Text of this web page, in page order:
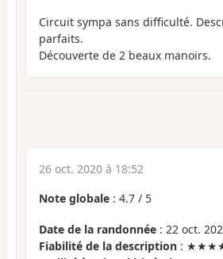
Circuit sympa sans difficulté.
parfaits.
Découverte de 2 beaux manoirs.
26 oct. 2020 à 18:52
Note globale : 4.7 / 5
Date de la randonnée : 22 oct.
Fiabilité de la description :